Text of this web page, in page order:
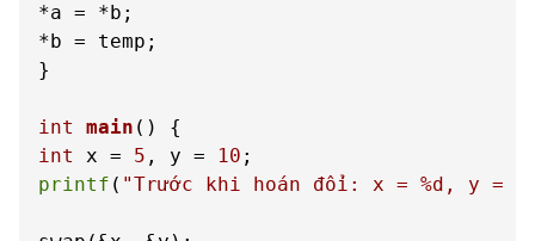
*a = *b;
*b = temp;
}
int main ()
int
x = 5 , y = 10
printf ( "Trước khi hoán đổi: x = %d, y =